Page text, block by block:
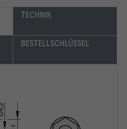
TECHNIK
BESTELLSCHLÜSSEL